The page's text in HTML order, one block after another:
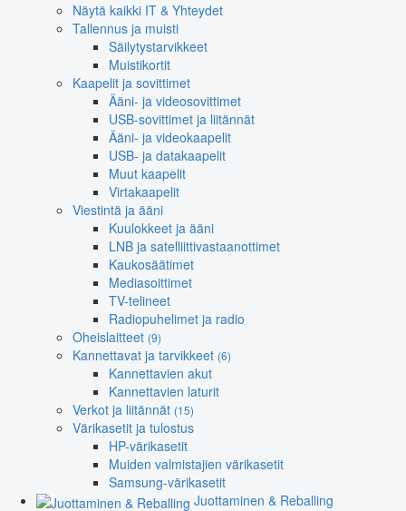
Näytä kaikki IT & Yhteydet
Tallennus ja muisti
Säilytystarvikkeet
Muistikortit
Kaapelit ja sovittimet
Ääni- ja videosovittimet
USB-sovittimet ja liitännät
Ääni- ja videokaapelit
USB- ja datakaapelit
Muut kaapelit
Virtakaapelit
Viestintä ja ääni
Kuulokkeet ja ääni
LNB ja satelliittivastaanottimet
Kaukosäätimet
Mediasoittimet
TV-telineet
Radiopuhelimet ja radio
Oheislaitteet (9)
Kannettavat ja tarvikkeet (6)
Kannettavien akut
Kannettavien laturit
Verkot ja liitännät (15)
Värikasetit ja tulostus
HP-värikasetit
Muiden valmistajien värikasetit
Samsung-värikasetit
Juottaminen & Reballing